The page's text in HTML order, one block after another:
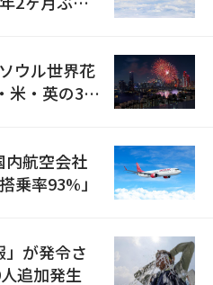
ウル世界花
米・英の3カ
内航空会社
乗率93%」
が発令さ
追加発生